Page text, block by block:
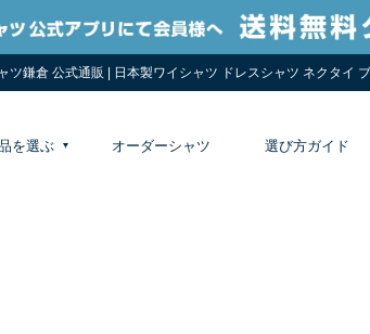
鎌倉 公式通販 | 日本製ワイシャツ ドレスシャツ ネクタイ
を選ぶ オーダーシャツ 選び方ガイド